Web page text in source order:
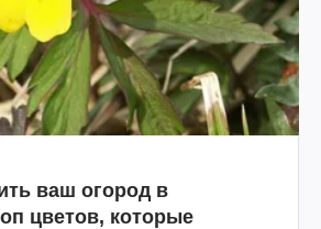
ваш огород в
цветов, которые